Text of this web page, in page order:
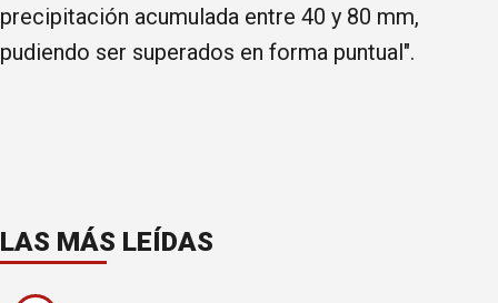
precipitación acumulada entre 40 y 80 mm,
pudiendo ser superados en forma puntual".
LAS MÁS LEÍDAS